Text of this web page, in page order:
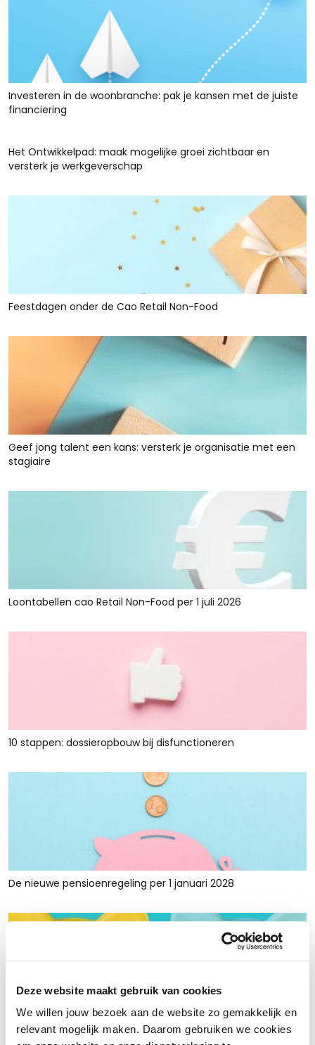
Deze website maakt gebruik van cookies
We willen jouw bezoek aan de website zo gemakkelijk en
relevant mogelijk maken. Daarom gebruiken we cookies
Investeren in de woonbranche: pak je kansen met de juiste
financiering
Het Ontwikkelpad: maak mogelijke groei zichtbaar en
versterk je werkgeverschap
Feestdagen onder de Cao Retail Non-Food
Geef jong talent een kans: versterk je organisatie met een
stagiaire
Loontabellen cao Retail Non-Food per 1 juli 2026
10 stappen: dossieropbouw bij disfunctioneren
De nieuwe pensioenregeling per 1 januari 2028
Rust en ruimte met werkkapitaalfinanciering: voor retailers
die tijdelijk krap zitten